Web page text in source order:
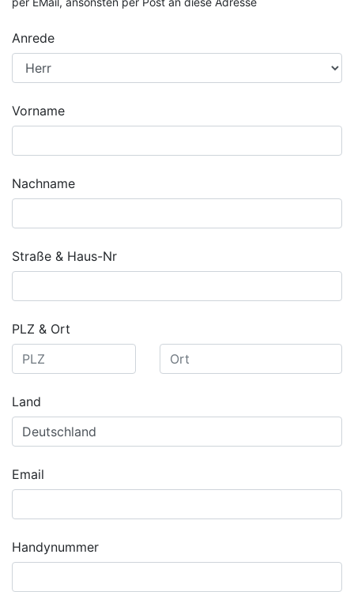
Anrede
Vorname
Nachname
Straße & Haus-Nr
PLZ & Ort
Land
Email
Handynummer